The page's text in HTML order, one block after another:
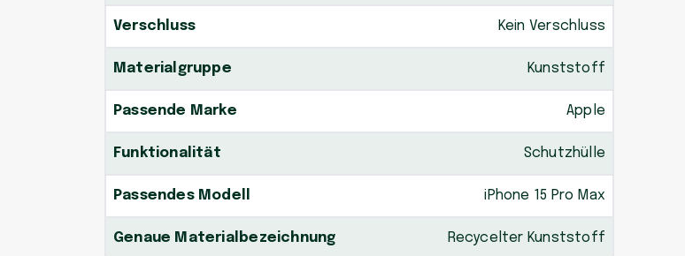
Verschluss Kein Verschluss
Materialgruppe Kunststoff
Passende Marke Apple
Funktionalität Schutzhülle
Passendes Modell iPhone 15 Pro Max
Genaue Materialbezeichnung Recycelter Kunststoff